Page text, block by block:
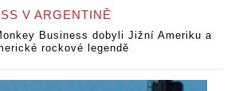
V ARGENTINĚ
Business dobyli Jižní Ameriku a
rockové legendě